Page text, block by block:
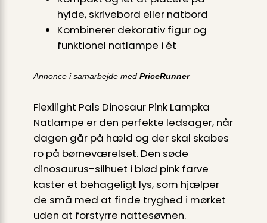
hylde, skrivebord eller natbord
Kombinerer dekorativ figur og
funktionel natlampe i ét
Annonce i samarbejde med PriceRunner
Flexilight Pals Dinosaur Pink Lampka
Natlampe er den perfekte ledsager, når
dagen går på hæld og der skal skabes
ro på børneværelset. Den søde
dinosaurus-silhuet i blød pink farve
kaster et behageligt lys, som hjælper
de små med at finde tryghed i mørket
uden at forstyrre nattesøvnen.